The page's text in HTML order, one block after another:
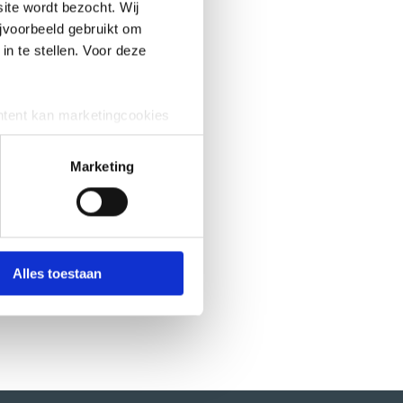
wordt bezocht. Wij
gebruikt om
te stellen. Voor deze
kan marketingcookies
cookies worden alleen
geval kunnen uw gegevens
te zien hoe zij uw
Marketing
Alles toestaan